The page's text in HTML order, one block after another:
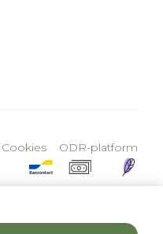
Cookies ODR-platform